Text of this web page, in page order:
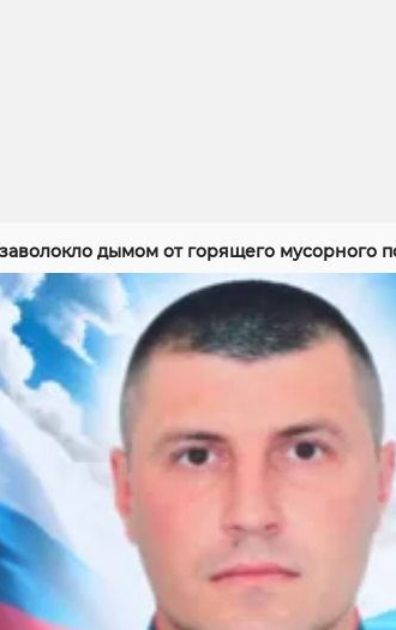
дымом от горящего мусорного